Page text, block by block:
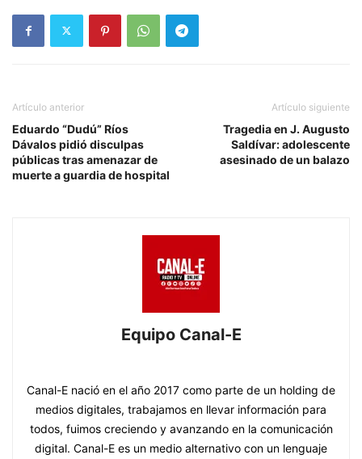
Artículo anterior
Eduardo “Dudú” Ríos
Dávalos pidió disculpas
públicas tras amenazar de
muerte a guardia de hospital
Artículo siguiente
Tragedia en J. Augusto
Saldívar: adolescente
asesinado de un balazo
Equipo Canal-E
Canal-E nació en el año 2017 como parte de un holding de
medios digitales, trabajamos en llevar información para
todos, fuimos creciendo y avanzando en la comunicación
digital. Canal-E es un medio alternativo con un lenguaje